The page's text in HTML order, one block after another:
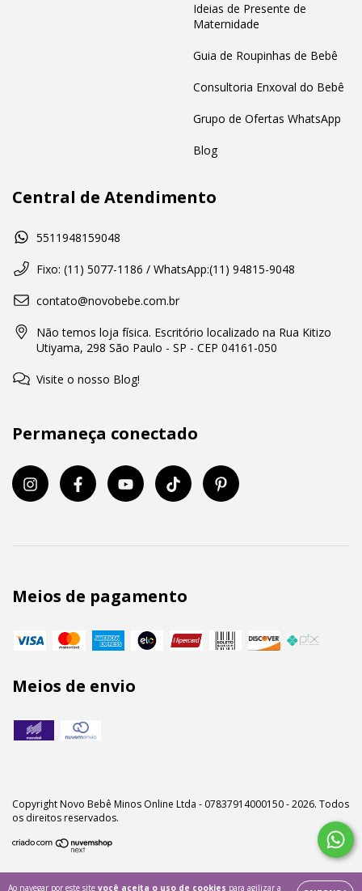
Ao navegar por este site você aceita o uso de cookies para agilizar a
Ideias de Presente de
Maternidade
Guia de Roupinhas de Bebê
Consultoria Enxoval do Bebê
Grupo de Ofertas WhatsApp
Blog
Central de Atendimento
5511948159048
Fixo: (11) 5077-1186 / WhatsApp:(11) 94815-9048
contato@novobebe.com.br
Não temos loja física. Escritório localizado na Rua Kitizo
Utiyama, 298 São Paulo - SP - CEP 04161-050
Visite o nosso Blog!
Permaneça conectado
Meios de pagamento
Meios de envio
Copyright Novo Bebê Minos Online Ltda - 07837914000150 - 2026. Todos
os direitos reservados.